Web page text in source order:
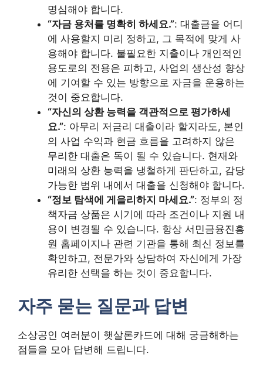
명심해야 합니다.
“자금 용처를 명확히 하세요.”: 대출금을 어디
에 사용할지 미리 정하고, 그 목적에 맞게 사
용해야 합니다. 불필요한 지출이나 개인적인
용도로의 전용은 피하고, 사업의 생산성 향상
에 기여할 수 있는 방향으로 자금을 운용하는
것이 중요합니다.
“자신의 상환 능력을 객관적으로 평가하세
요.”: 아무리 저금리 대출이라 할지라도, 본인
의 사업 수익과 현금 흐름을 고려하지 않은
무리한 대출은 독이 될 수 있습니다. 현재와
미래의 상환 능력을 냉철하게 판단하고, 감당
가능한 범위 내에서 대출을 신청해야 합니다.
“정보 탐색에 게을리하지 마세요.”: 정부의 정
책자금 상품은 시기에 따라 조건이나 지원 내
용이 변경될 수 있습니다. 항상 서민금융진흥
원 홈페이지나 관련 기관을 통해 최신 정보를
확인하고, 전문가와 상담하여 자신에게 가장
유리한 선택을 하는 것이 중요합니다.
자주 묻는 질문과 답변
소상공인 여러분이 햇살론카드에 대해 궁금해하는
점들을 모아 답변해 드립니다.